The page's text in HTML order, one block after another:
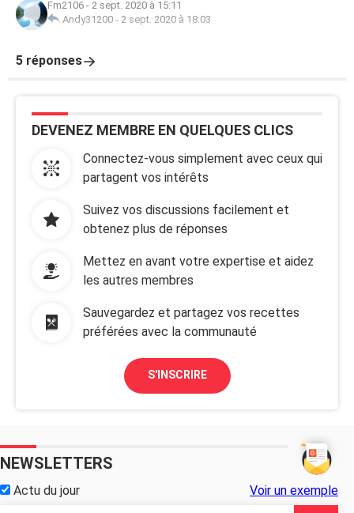
Fm2106 - 2 sept. 2020 à 15:11
Andy31200 - 2 sept. 2020 à 18:03
5 réponses
DEVENEZ MEMBRE EN QUELQUES CLICS
Connectez-vous simplement avec ceux qui
partagent vos intérêts
Suivez vos discussions facilement et
obtenez plus de réponses
Mettez en avant votre expertise et aidez
les autres membres
Sauvegardez et partagez vos recettes
préférées avec la communauté
S'INSCRIRE
NEWSLETTERS
Actu du jour Voir un exemple